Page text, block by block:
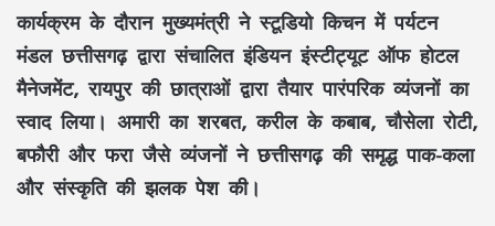
कार्यक्रम के दौरान मुख्यमंत्री ने स्टूडियो किचन में पर्यटन
मंडल छत्तीसगढ़ द्वारा संचालित इंडियन इंस्टीट्यूट ऑफ होटल
मैनेजमेंट, रायपुर की छात्राओं द्वारा तैयार पारंपरिक व्यंजनों का
स्वाद लिया। अमारी का शरबत, करील के कबाब, चौसेला रोटी,
बफौरी और फरा जैसे व्यंजनों ने छत्तीसगढ़ की समृद्ध पाक-कला
और संस्कृति की झलक पेश की।